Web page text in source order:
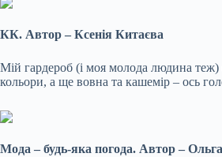
КК. Автор – Ксенія Китаєва
Мій гардероб (і моя молода людина теж)
кольори, а ще вовна та кашемір – ось
Мода – будь-яка погода. Автор –